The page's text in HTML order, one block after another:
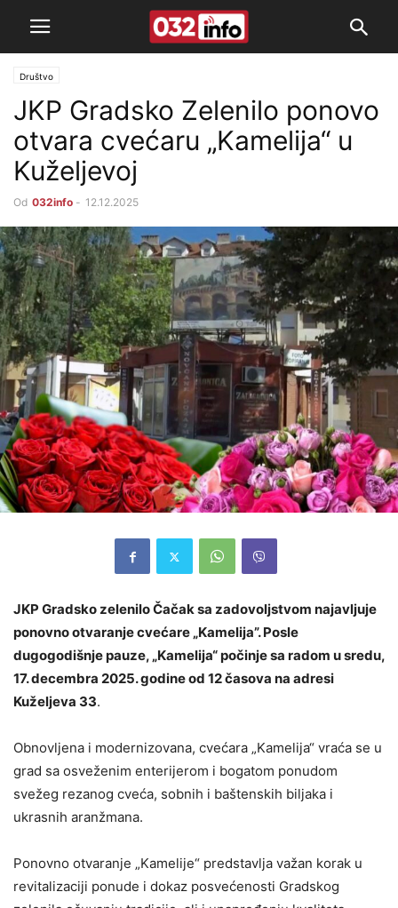
Društvo
JKP Gradsko Zelenilo ponovo
otvara cvećaru „Kamelija“ u
Kuželjevoj
Od 032info - 12.12.2025
JKP Gradsko zelenilo Čačak sa zadovoljstvom najavljuje
ponovno otvaranje cvećare „Kamelija”. Posle
dugogodišnje pauze, „Kamelija“ počinje sa radom u sredu,
17. decembra 2025. godine od 12 časova na adresi
Kuželjeva 33.
Obnovljena i modernizovana, cvećara „Kamelija“ vraća se u
grad sa osveženim enterijerom i bogatom ponudom
svežeg rezanog cveća, sobnih i baštenskih biljaka i
ukrasnih aranžmana.
Ponovno otvaranje „Kamelije“ predstavlja važan korak u
revitalizaciji ponude i dokaz posvećenosti Gradskog